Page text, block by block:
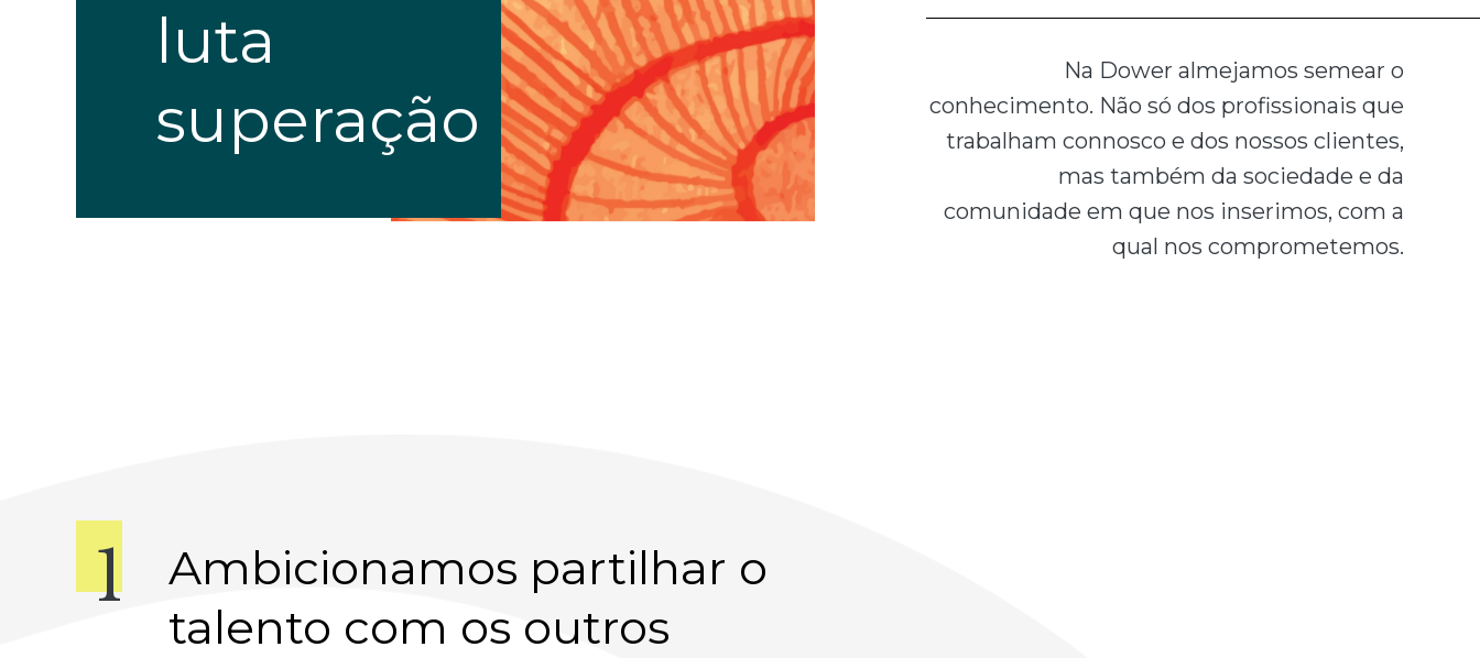
Na Dower almejamos semear o
conhecimento. Não só dos profissionais que
trabalham connosco e dos nossos clientes,
mas também da sociedade e da
comunidade em que nos inserimos, com a
qual nos comprometemos.
luta
superação
Ambicionamos partilhar o
talento com os outros